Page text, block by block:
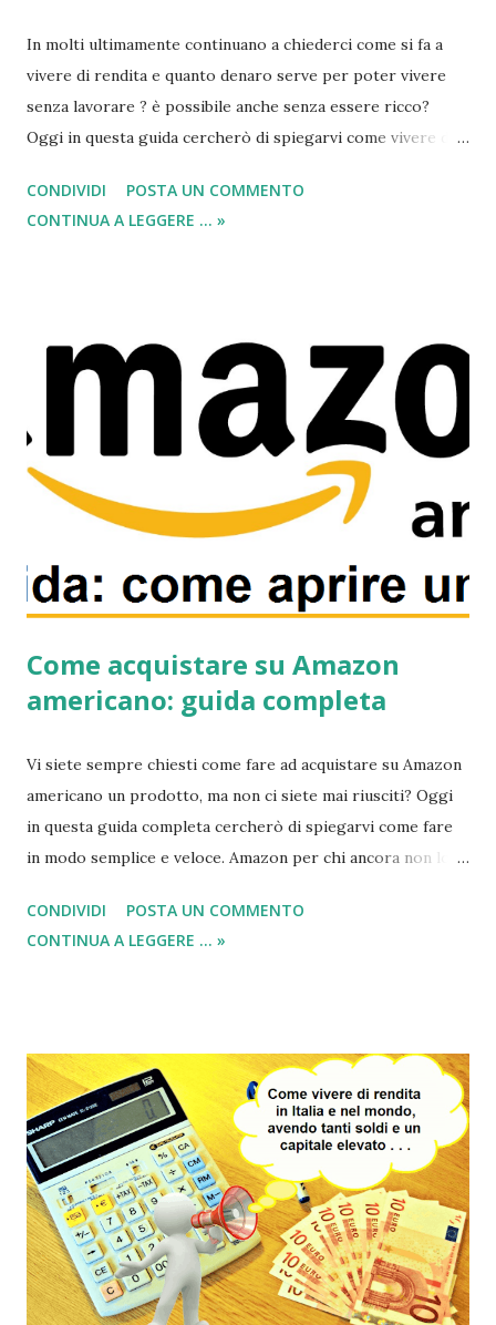
In molti ultimamente continuano a chiederci come si fa a
vivere di rendita e quanto denaro serve per poter vivere
senza lavorare ? è possibile anche senza essere ricco?
Oggi in questa guida cercherò di spiegarvi come vivere di
capitali da parte. I concetti che bisogna approfondire sono
tanti e visto che sarebbe quasi impossibile descriverli tutti,
diventare ricchi, come molti di voi pensano, ma solamente
cercare di andare avanti ed affrontare il futuro senza dover
più lavorare e barare a spese. Si dà un certo punto di vista,
la domanda che porge spontanea è: Quindi per vivere di
rendita bisogna essere ricchi!? No! L’unica cosa che bisogna
fare è cercare di creare una rendita automatica in grado di
aiutarci ogni mese a pagare i costi e mantenere cosi...
CONDIVIDI
POSTA UN COMMENTO
CONTINUA A LEGGERE ... »
Come acquistare su Amazon
americano: guida completa
Vi siete sempre chiesti come fare ad acquistare su Amazon
americano un prodotto, ma non ci siete mai riusciti? Oggi
in questa guida completa cercherò di spiegarvi come fare
in modo semplice e veloce. Amazon per chi ancora non lo
ospita al suo interno migliaia e migliaia di prodotti. Dentro
questo negozio online è possibile trovare qualsiasi cosa ci
chi cerchi un prodotto introvabile lo riesca ugualmente ad
avare! Quindi cominciamo a visitare il portale di:
Amazon.com per farci un idea di come sia il sito. Una volta
capito cosa c’è in vendita, com'è strutturato il portale,
come si acquista e quale tipo di carte di credito vengono
accettate; sarà possibile registrarsi e creare il proprio
account privato. La creazione di un account serve per me...
CONDIVIDI
POSTA UN COMMENTO
CONTINUA A LEGGERE ... »